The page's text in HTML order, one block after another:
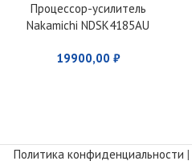
Процессор-усилитель
Nakamichi NDSK4185AU
19900,00 ₽
Политика конфиденциальности |